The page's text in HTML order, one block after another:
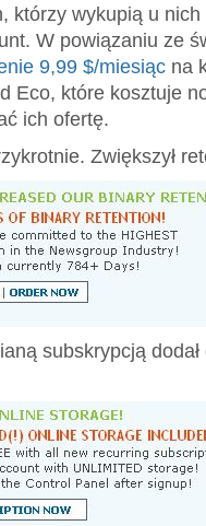
którzy wykupią u
W powiązaniu ze
9,99 $/miesiąc na
Eco, które kosztuje
ich ofertę.
Zwiększył
subskrypcją